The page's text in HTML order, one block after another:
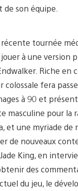
de son équipe.
récente tournée
jouer à une version
Riche en
colossale fera
à 90 et
masculine pour la
et une myriade de
de nouveaux
King, en
des
du jeu, le